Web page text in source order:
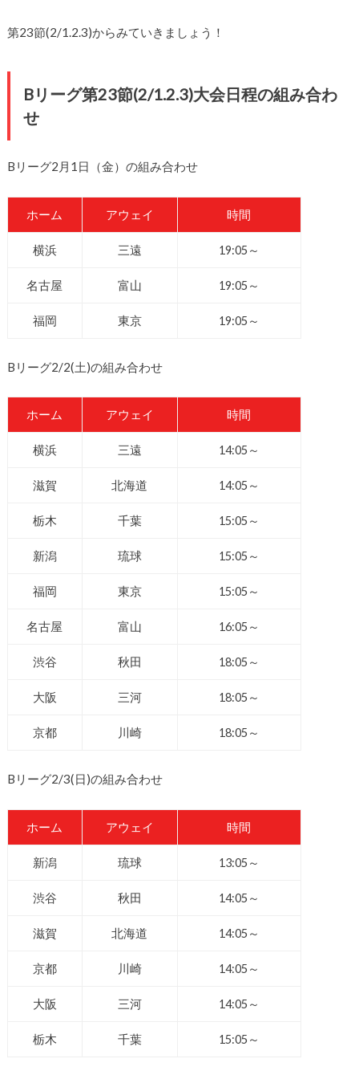
第23節(2/1.2.3)からみていきましょう！
Bリーグ第23節(2/1.2.3)大会日程の組み合わ
せ
Bリーグ2月1日（金）の組み合わせ
ホーム アウェイ 時間
横浜 三遠 19:05～
名古屋 富山 19:05～
福岡 東京 19:05～
Bリーグ2/2(土)の組み合わせ
ホーム アウェイ 時間
横浜 三遠 14:05～
滋賀 北海道 14:05～
栃木 千葉 15:05～
新潟 琉球 15:05～
福岡 東京 15:05～
名古屋 富山 16:05～
渋谷 秋田 18:05～
大阪 三河 18:05～
京都 川崎 18:05～
Bリーグ2/3(日)の組み合わせ
ホーム アウェイ 時間
新潟 琉球 13:05～
渋谷 秋田 14:05～
滋賀 北海道 14:05～
京都 川崎 14:05～
大阪 三河 14:05～
栃木 千葉 15:05～